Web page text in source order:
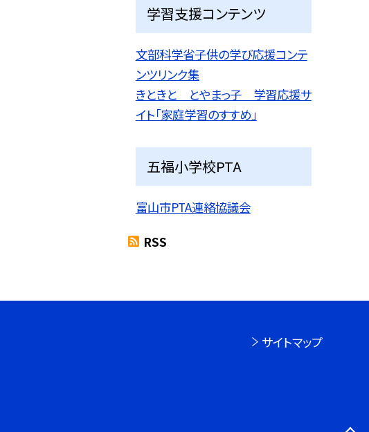
学習支援コンテンツ
文部科学省子供の学び応援コンテ
ンツリンク集
きときと とやまっ子 学習応援サ
イト「家庭学習のすすめ」
五福小学校PTA
富山市PTA連絡協議会
RSS
サイトマップ